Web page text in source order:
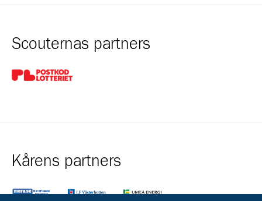
Scouternas partners
Gå till pl_50
Kårens partners
Gå till https://www.mera.se/Gå till https://www.lansforsakringar.se/
Gå till https://